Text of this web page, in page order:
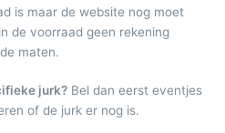
is maar de website nog moet
de voorraad geen rekening
maten.
jurk? Bel dan eerst eventjes
of de jurk er nog is.